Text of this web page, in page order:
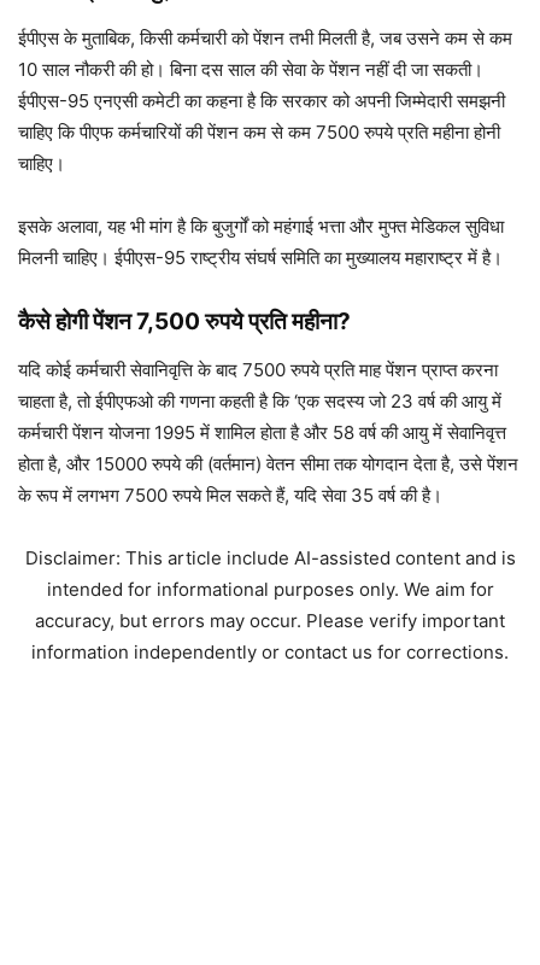
ईपीएस के मुताबिक, किसी कर्मचारी को पेंशन तभी मिलती है, जब उसने कम से कम
10 साल नौकरी की हो। बिना दस साल की सेवा के पेंशन नहीं दी जा सकती।
ईपीएस-95 एनएसी कमेटी का कहना है कि सरकार को अपनी जिम्मेदारी समझनी
चाहिए कि पीएफ कर्मचारियों की पेंशन कम से कम 7500 रुपये प्रति महीना होनी
चाहिए।
इसके अलावा, यह भी मांग है कि बुजुर्गों को महंगाई भत्ता और मुफ्त मेडिकल सुविधा
मिलनी चाहिए। ईपीएस-95 राष्ट्रीय संघर्ष समिति का मुख्यालय महाराष्ट्र में है।
कैसे होगी पेंशन 7,500 रुपये प्रति महीना?
यदि कोई कर्मचारी सेवानिवृत्ति के बाद 7500 रुपये प्रति माह पेंशन प्राप्त करना
चाहता है, तो ईपीएफओ की गणना कहती है कि ‘एक सदस्य जो 23 वर्ष की आयु में
कर्मचारी पेंशन योजना 1995 में शामिल होता है और 58 वर्ष की आयु में सेवानिवृत्त
होता है, और 15000 रुपये की (वर्तमान) वेतन सीमा तक योगदान देता है, उसे पेंशन
के रूप में लगभग 7500 रुपये मिल सकते हैं, यदि सेवा 35 वर्ष की है।
Disclaimer: This article include AI-assisted content and is
intended for informational purposes only. We aim for
accuracy, but errors may occur. Please verify important
information independently or contact us for corrections.